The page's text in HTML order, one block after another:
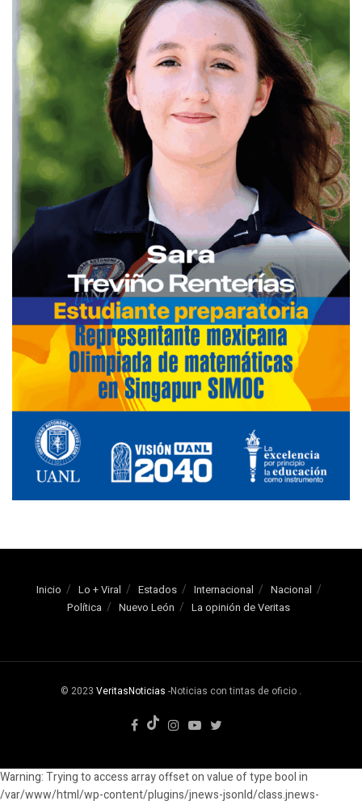
Inicio Lo + Viral Estados Internacional
Nacional
Política
Nuevo León La opinión de Veritas
© 2023 VeritasNoticias -Noticias con tintas de oficio .
Warning: Trying to access array offset on value of type bool in
/var/www/html/wp-content/plugins/jnews-jsonld/class.jnews-